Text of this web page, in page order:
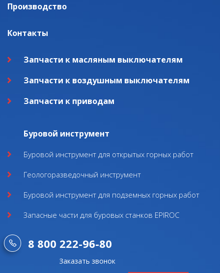
Производство
Контакты
Запчасти к масляным выключателям
Запчасти к воздушным выключателям
Запчасти к приводам
Буровой инструмент
Буровой инструмент для открытых горных работ
Геологоразведочный инструмент
Буровой инструмент для подземных горных работ
Запасные части для буровых станков EPIROC
8 800 222-96-80
Заказать звонок